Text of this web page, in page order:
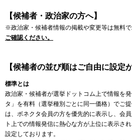
【候補者・政治家の方へ】
※政治家・候補者情報の掲載や変更等は無料で
ご確認ください。
【候補者の並び順はご自由に設定
標準とは
政治家・候補者が選挙ドットコム上で情報を
タ」を有料（選挙種別ごとに同一価格）でご
は、ボネクタ会員の方を優先的に表示し、会
ト上での情報発信に熱心な方が上位に表示さ
設定しております。